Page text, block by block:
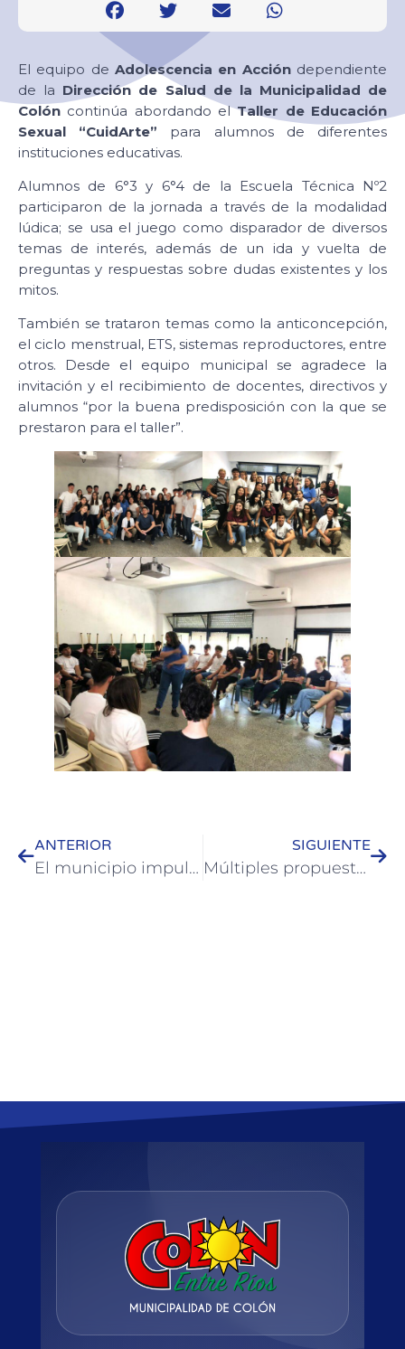
El equipo de Adolescencia en Accióndependiente
de la Dirección de Salud de la Municipalidad de
Colón continúa abordando elTaller de Educación
Sexual “CuidArte” para alumnos de diferentes
instituciones educativas.
Alumnos de 6°3 y 6°4 de la Escuela Técnica Nº2
participaron de la jornada a través de la modalidad
lúdica; se usa el juego como disparador de diversos
temas de interés, además de un ida y vuelta de
preguntas y respuestas sobre dudas existentes y los
mitos.
También se trataron temas como la anticoncepción,
el ciclo menstrual, ETS, sistemas reproductores, entre
otros. Desde el equipo municipal se agradece la
invitación y el recibimiento de docentes, directivos y
alumnos “por la buena predisposición con la que se
prestaron para el taller”.
ANTERIOR
El municipio impulsa actividades en el marco del “25N”
SIGUIENTE
Múltiples propuestas se compartieron en Colón a lo largo del fin de semana